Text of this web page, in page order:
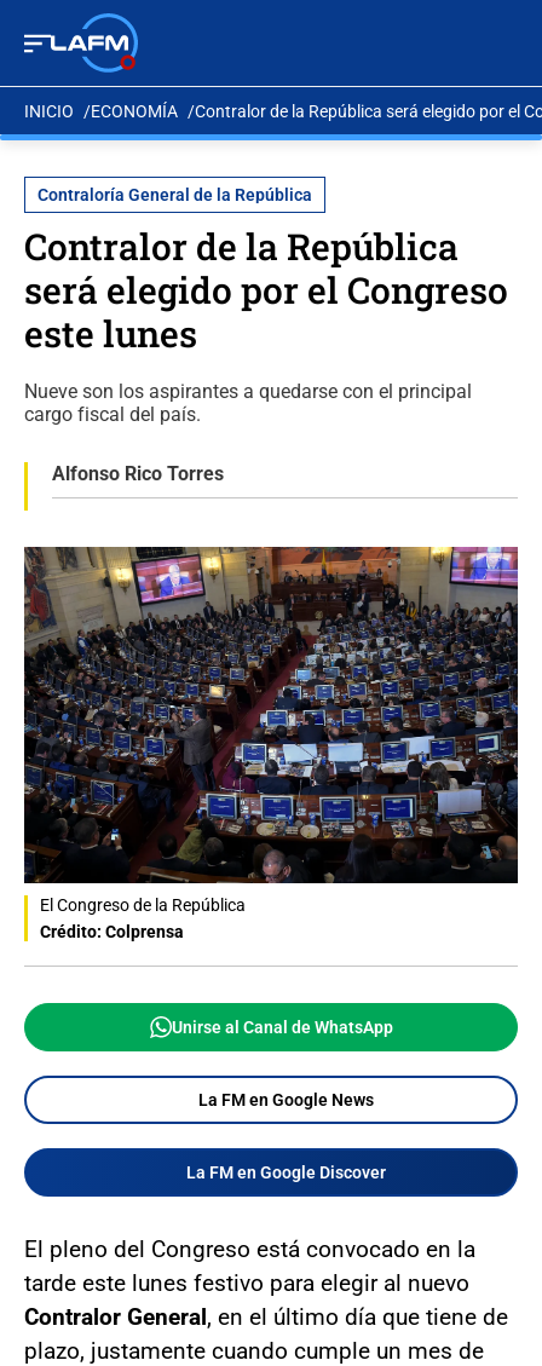
INICIO ECONOMÍA Contralor de la República será elegido por el
Contraloría General de la República
Contralor de la República
será elegido por el Congreso
este lunes
Nueve son los aspirantes a quedarse con el principal
cargo fiscal del país.
Alfonso Rico Torres
El Congreso de la República
Crédito: Colprensa
Unirse al Canal de WhatsApp
La FM en Google News
La FM en Google Discover
El pleno del Congreso está convocado en la
tarde este lunes festivo para elegir al nuevo
Contralor General, en el último día que tiene de
plazo, justamente cuando cumple un mes de